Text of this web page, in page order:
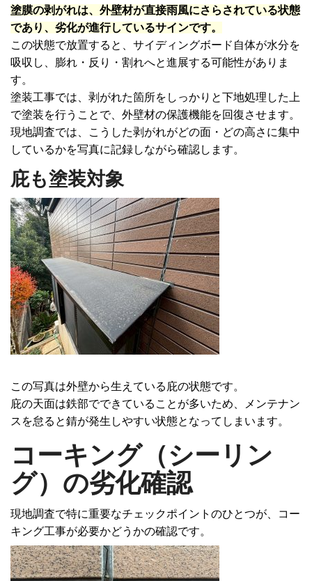
塗膜の剥がれは、外壁材が直接雨風にさらされている状態
であり、劣化が進行しているサインです。
この状態で放置すると、サイディングボード自体が水分を
吸収し、膨れ・反り・割れへと進展する可能性がありま
す。
塗装工事では、剥がれた箇所をしっかりと下地処理した上
で塗装を行うことで、外壁材の保護機能を回復させます。
現地調査では、こうした剥がれがどの面・どの高さに集中
しているかを写真に記録しながら確認します。
庇も塗装対象
この写真は外壁から生えている庇の状態です。
庇の天面は鉄部でできていることが多いため、メンテナン
スを怠ると錆が発生しやすい状態となってしまいます。
コーキング（シーリン
グ）の劣化確認
現地調査で特に重要なチェックポイントのひとつが、
コー
キング工事が必要かどうかの確認です。